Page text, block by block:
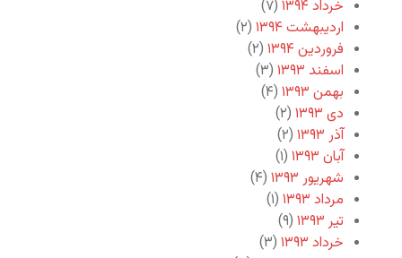
خرداد ۱۳۹۴
(۷)
اردیبهشت ۱۳۹۴
(۲)
فروردین ۱۳۹۴
(۲)
اسفند ۱۳۹۳
(۳)
بهمن ۱۳۹۳
(۴)
دی ۱۳۹۳
(۲)
آذر ۱۳۹۳
(۲)
آبان ۱۳۹۳
(۱)
شهریور ۱۳۹۳
(۴)
مرداد ۱۳۹۳
(۱)
تیر ۱۳۹۳
(۹)
خرداد ۱۳۹۳
(۳)